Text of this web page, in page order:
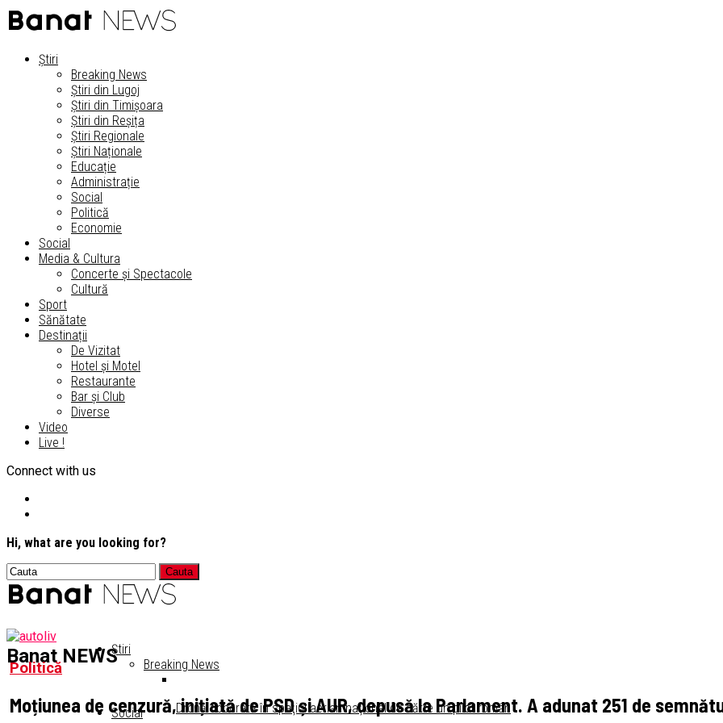
Știri
Breaking News
Știri din Lugoj
Știri din Timișoara
Știri din Reșița
Știri Regionale
Știri Naționale
Educație
Administrație
Social
Politică
Economie
Social
Media & Cultura
Concerte și Spectacole
Cultură
Sport
Sănătate
Destinații
De Vizitat
Hotel și Motel
Restaurante
Bar și Club
Diverse
Video
Live !
Connect with us
Hi, what are you looking for?
Banat NEWSȘtiri
Breaking News
Dronă doborâtă în spaţiul aerian naţional de către un pilot român
Social
Politică
Moțiunea de cenzură, inițiată de PSD și AUR, depusă la Parlament. A adunat 251 de